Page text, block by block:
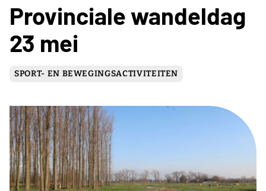
Provinciale wandeldag
23 mei
SPORT- EN BEWEGINGSACTIVITEITEN